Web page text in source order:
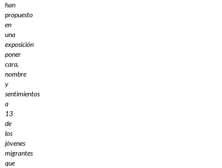
han
propuesto
en
una
exposición
poner
cara,
nombre
y
sentimientos
a
13
de
los
jóvenes
migrantes
que